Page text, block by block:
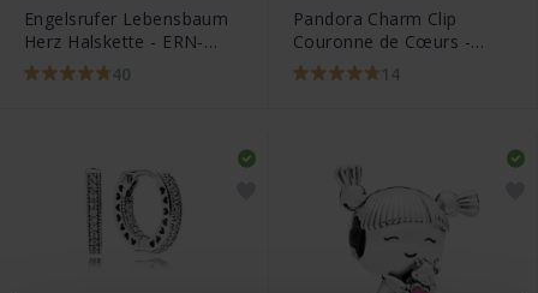
Engelsrufer Lebensbaum
Herz Halskette - ERN-
HEARTTREETRICO
40
Pandora Charm Clip
Couronne de Cœurs -
791978
14